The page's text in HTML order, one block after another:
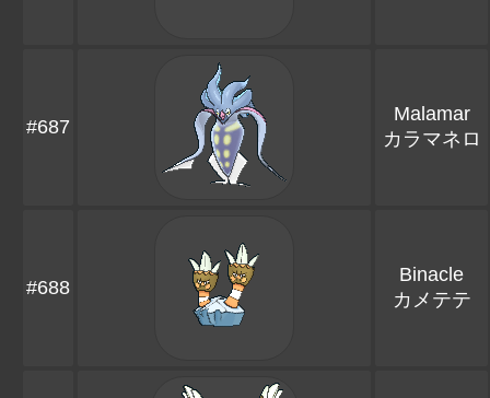
#687
Malamar
カラマネロ
#688
Binacle
カメテテ